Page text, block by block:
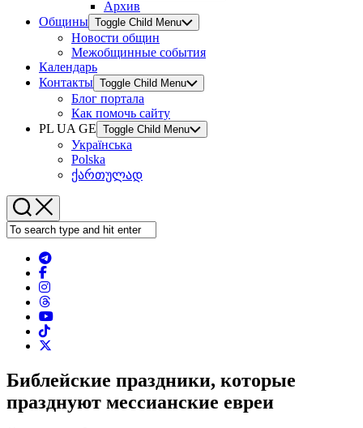
Архив
Общины Toggle Child Menu
Новости общин
Межобщинные события
Календарь
Контакты Toggle Child Menu
Блог портала
Как помочь сайту
PL UA GE Toggle Child Menu
Українська
Polska
ქართულად
Библейские праздники, которые
празднуют мессианские евреи